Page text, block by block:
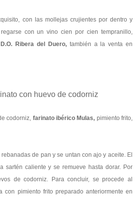
con las mollejas crujientes por dentro y
con un vino cien por cien tempranillo,
Ribera del Duero,también a la venta en
con huevo de codorniz
codorniz, farinato ibérico Mulas, pimiento frito,
de pan y se untan con ajo y aceite. El
sartén caliente y se remueve hasta dorar. Por
de codorniz. Para concluir, se procede al
con pimiento frito preparado anteriormente en